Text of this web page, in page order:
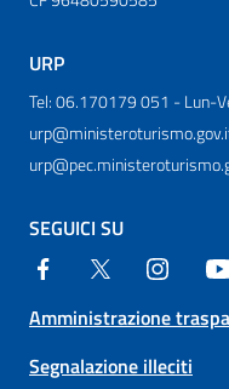
URP
Tel: 06.170179 051 - Lun-
SEGUICI SU
Amministrazione
Segnalazione illeciti